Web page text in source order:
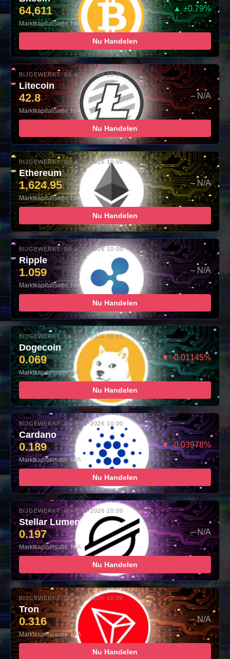
64,611 ▲ +0.79%
Marktkapitalisatie: N/A
Nu Handelen
BIJGEWERKT: 06-AUG-2026 10:00
Litecoin
42.8 – N/A
Marktkapitalisatie: N/A
Nu Handelen
BIJGEWERKT: 06-AUG-2026 10:00
Ethereum
1,624.95 – N/A
Marktkapitalisatie: N/A
Nu Handelen
BIJGEWERKT: 06-AUG-2026 10:00
Ripple
1.059 – N/A
Marktkapitalisatie: N/A
Nu Handelen
BIJGEWERKT: 06-AUG-2026 10:00
Dogecoin
0.069 ▼ -0.01145%
Marktkapitalisatie: N/A
Nu Handelen
BIJGEWERKT: 06-AUG-2026 10:00
Cardano
0.189 ▼ -0.03978%
Marktkapitalisatie: N/A
Nu Handelen
BIJGEWERKT: 06-AUG-2026 10:00
Stellar Lumens
0.197 – N/A
Marktkapitalisatie: N/A
Nu Handelen
BIJGEWERKT: 06-AUG-2026 10:00
Tron
0.316 – N/A
Marktkapitalisatie: N/A
Nu Handelen